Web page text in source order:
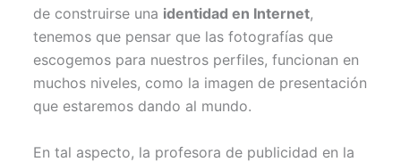
de construirse una identidad en Internet,
tenemos que pensar que las fotografías que
escogemos para nuestros perfiles, funcionan en
muchos niveles, como la imagen de presentación
que estaremos dando al mundo.
En tal aspecto, la profesora de publicidad en la